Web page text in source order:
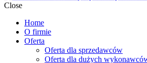
Close
Home
O firmie
Oferta
Oferta dla sprzedawców
Oferta dla dużych